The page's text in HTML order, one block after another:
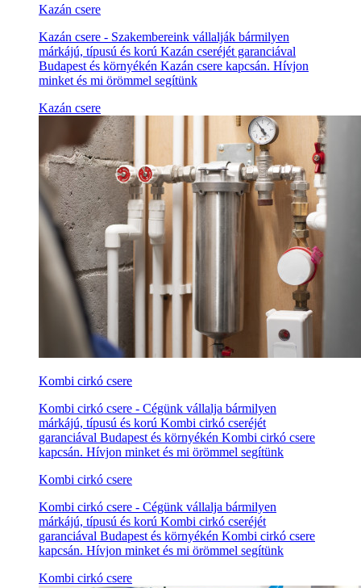
Kazán csere
Kazán csere - Szakembereink vállalják bármilyen
márkájú, típusú és korú Kazán cseréjét garanciával
Budapest és környékén Kazán csere kapcsán. Hívjon
minket és mi örömmel segítünk
Kazán csere
Kombi cirkó csere
Kombi cirkó csere - Cégünk vállalja bármilyen
márkájú, típusú és korú Kombi cirkó cseréjét
garanciával Budapest és környékén Kombi cirkó csere
kapcsán. Hívjon minket és mi örömmel segítünk
Kombi cirkó csere
Kombi cirkó csere - Cégünk vállalja bármilyen
márkájú, típusú és korú Kombi cirkó cseréjét
garanciával Budapest és környékén Kombi cirkó csere
kapcsán. Hívjon minket és mi örömmel segítünk
Kombi cirkó csere